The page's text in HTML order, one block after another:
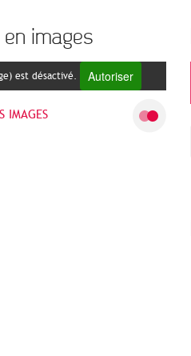
images
est désactivé. Autoriser
IMAGES